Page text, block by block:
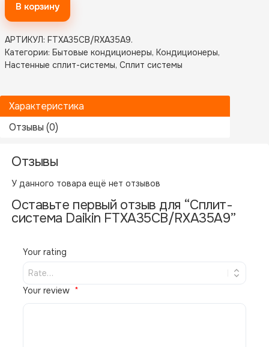
В корзину
АРТИКУЛ: FTXA35CB/RXA35A9.
Категории: Бытовые кондиционеры, Кондиционеры,
Настенные сплит-системы, Сплит системы
Характеристика
Отзывы (0)
Бренд Daikin
Назначение Бытовые кондиционеры
Производитель Daikin
Отзывы
У данного товара ещё нет отзывов
Оставьте первый отзыв для “Сплит-
система Daikin FTXA35CB/RXA35A9”
Your rating
Your review